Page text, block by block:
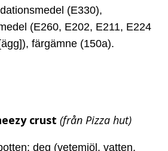
(E330),
(E260, E202, E211, E224
färgämne (150a).
crust(från Pizza hut)
deg (vetemjöl, vatten,